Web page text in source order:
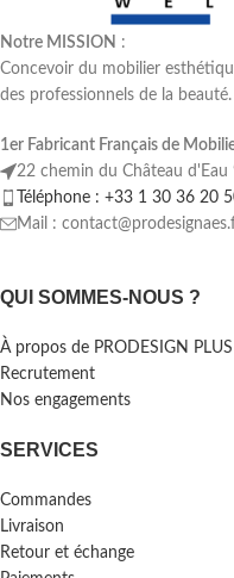
Notre MISSION :
Concevoir du mobilier
des professionnels de la beauté.
1er Fabricant Français de
22 chemin du Château d'Eau
Téléphone : +33 1 30 36 20
Mail :
QUI SOMMES-NOUS ?
À propos de PRODESIGN PLUS
Recrutement
Nos engagements
SERVICES
Commandes
Livraison
Retour et échange